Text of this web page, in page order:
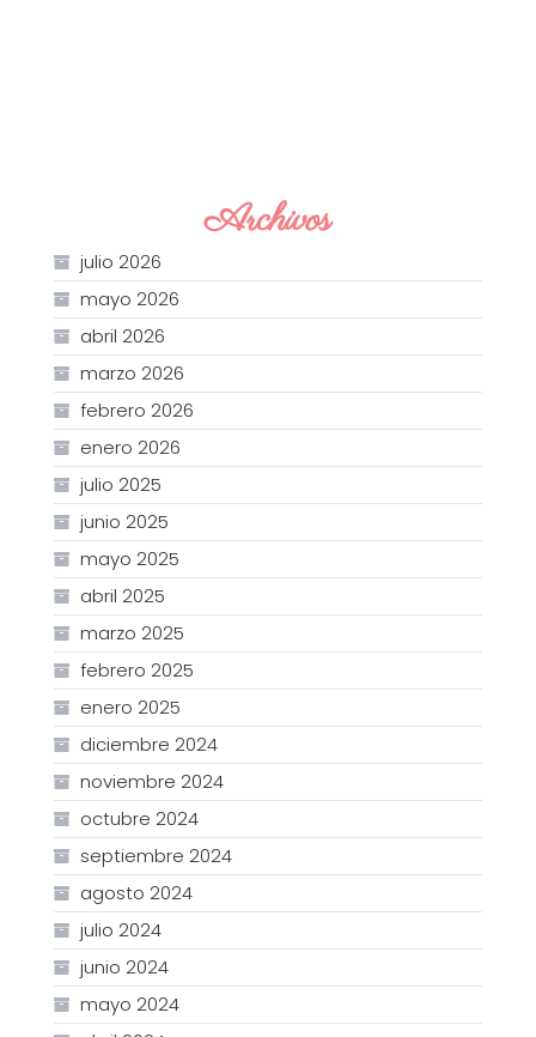
Archivos
julio 2026
mayo 2026
abril 2026
marzo 2026
febrero 2026
enero 2026
julio 2025
junio 2025
mayo 2025
abril 2025
marzo 2025
febrero 2025
enero 2025
diciembre 2024
noviembre 2024
octubre 2024
septiembre 2024
agosto 2024
julio 2024
junio 2024
mayo 2024